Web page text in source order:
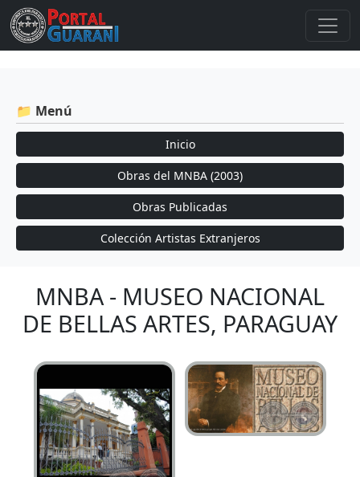
📁 Menú
Inicio
Obras del MNBA (2003)
Obras Publicadas
Colección Artistas Extranjeros
MNBA - MUSEO NACIONAL
DE BELLAS ARTES, PARAGUAY